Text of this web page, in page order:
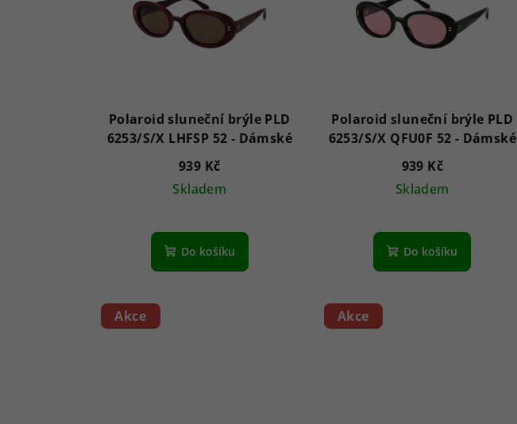
o
d
r
ů
Polaroid sluneční brýle PLD
6253/S/X LHFSP 52 - Dámské
939 Kč
Skladem
Do košíku
Polaroid sluneční brýle PLD
6253/S/X QFU0F 52 - Dámské
939 Kč
Skladem
Do košíku
Akce Akce